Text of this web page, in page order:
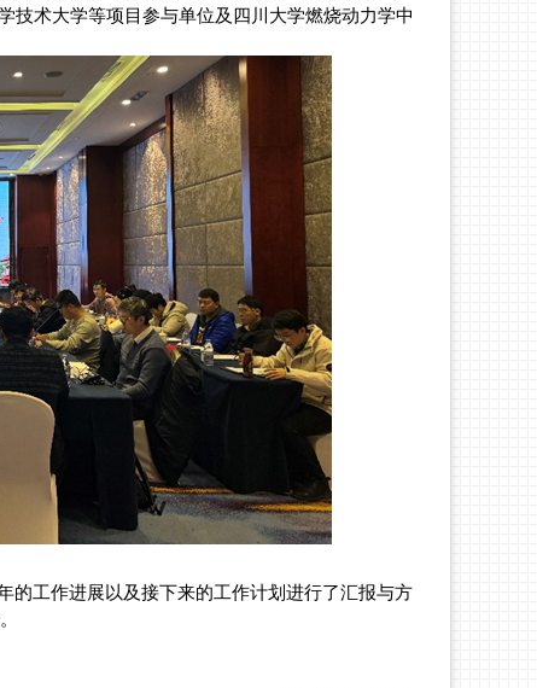
技术大学等项目参与单位及四川大学燃烧动力学中
的工作进展以及接下来的工作计划进行了汇报与方